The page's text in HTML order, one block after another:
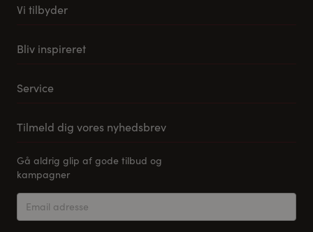
Vi tilbyder
Køkkener
Tilbehør og reservedele
Bliv inspireret
Service
Leveringsmuligheder
Tilmeld dig vores nyhedsbrev
Kontakt os
Return
Tilmeld dig vores nyhedsbrev
Gå aldrig glip af gode tilbud og
kampagner